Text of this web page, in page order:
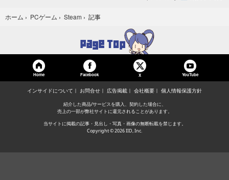
ホーム › PCゲーム › Steam › 記事
Home Facebook X YouTube
インサイドについて お問合せ 広告掲載 会社概要 個人情報保護方針
紹介した商品/サービスを購入、契約した場合に、
売上の一部が弊社サイトに還元されることがあります。
当サイトに掲載の記事・見出し・写真・画像の無断転載を禁じます。
Copyright © 2026 IID, Inc.